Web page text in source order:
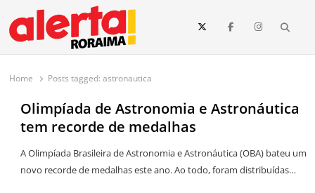
conteúdo
O maior portal de notícias de Roraima
O Alerta Roraima é seu portal de notícias completo sobre política,
e todo o estado de Roraima. Fique sempre informado com
Home Posts tagged:astronautica
Olimpíada de Astronomia e Astronáutica
tem recorde de medalhas
A Olimpíada Brasileira de Astronomia e Astronáutica (OBA) bateu um
novo recorde de medalhas este ano. Ao todo, foram distribuídas…